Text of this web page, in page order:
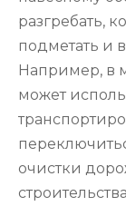
разгребать,
подметать и
Например, в
может
очистки